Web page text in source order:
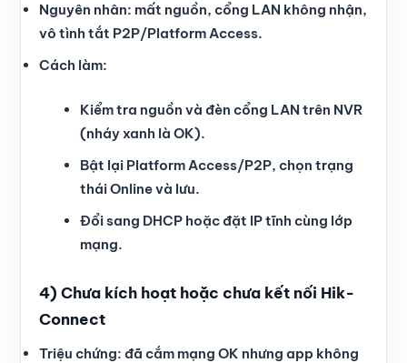
Nguyên nhân: mất nguồn, cổng LAN không nhận,
vô tình tắt P2P/Platform Access.
Cách làm:
Kiểm tra nguồn và đèn cổng LAN trên NVR
(nháy xanh là OK).
Bật lại Platform Access/P2P, chọn trạng
thái Online và lưu.
Đổi sang DHCP hoặc đặt IP tĩnh cùng lớp
mạng.
4) Chưa kích hoạt hoặc chưa kết nối Hik-
Connect
Triệu chứng: đã cắm mạng OK nhưng app không